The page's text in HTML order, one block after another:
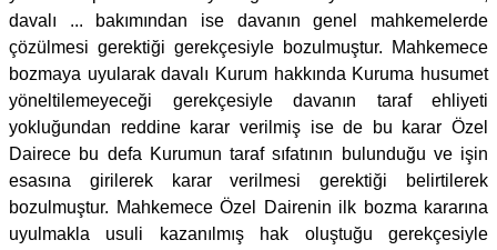
davalı ... bakımından ise davanın genel mahkemelerde
çözülmesi gerektiği gerekçesiyle bozulmuştur. Mahkemece
bozmaya uyularak davalı Kurum hakkında Kuruma husumet
yöneltilemeyeceği gerekçesiyle davanın taraf ehliyeti
yokluğundan reddine karar verilmiş ise de bu karar Özel
Dairece bu defa Kurumun taraf sıfatının bulunduğu ve işin
esasına girilerek karar verilmesi gerektiği belirtilerek
bozulmuştur. Mahkemece Özel Dairenin ilk bozma kararına
uyulmakla usuli kazanılmış hak oluştuğu gerekçesiyle